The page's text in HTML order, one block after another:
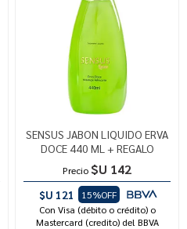
SENSUS JABON LIQUIDO ERVA
DOCE 440 ML + REGALO
Precio $U 142
$U 121
15%OFF
Con Visa (débito o crédito) o
Mastercard (credito) del BBVA